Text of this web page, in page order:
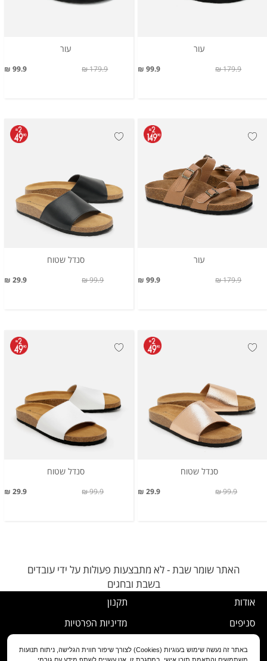
עור
99.9 ₪ 179.9 ₪
עור
99.9 ₪ 179.9 ₪
עור
99.9 ₪ 179.9 ₪
סנדל שטוח
29.9 ₪ 99.9 ₪
סנדל שטוח
29.9 ₪ 99.9 ₪
סנדל שטוח
29.9 ₪ 99.9 ₪
האתר שומר שבת - לא מתבצעות פעולות על ידי עובדים
בשבת ובחגים
אודות
סניפים
תקנון
מדיניות הפרטיות
נוהל ביטול עסקה
באתר זה נעשה שימוש בעוגיות (Cookies) לצורך שיפור חווית הגלישה, ניתוח תנועות